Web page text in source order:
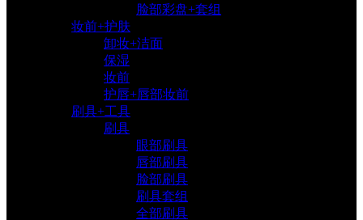
脸部彩盘+套组
妆前+护肤
卸妆+洁面
保湿
妆前
护唇+唇部妆前
刷具+工具
刷具
眼部刷具
唇部刷具
脸部刷具
刷具套组
全部刷具